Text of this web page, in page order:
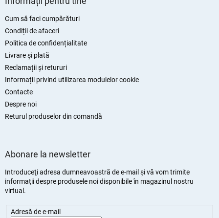
Cum să faci cumpărături
Condiții de afaceri
Politica de confidențialitate
Livrare și plată
Reclamații și retururi
Informații privind utilizarea modulelor cookie
Contacte
Despre noi
Returul produselor din comandă
Abonare la newsletter
Introduceţi adresa dumneavoastră de e-mail şi vă vom trimite
informaţii despre produsele noi disponibile în magazinul nostru
virtual.
Adresă de e-mail